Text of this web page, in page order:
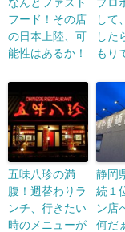
フード！その店
の日本上陸、可
能性はあるか！
して
した
もり
五味八珍の満
腹！週替わりラ
ンチ、行きたい
時のメニューが
静岡
続１
ン店
何だ